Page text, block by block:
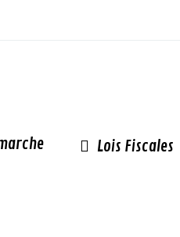
Lois Fiscales